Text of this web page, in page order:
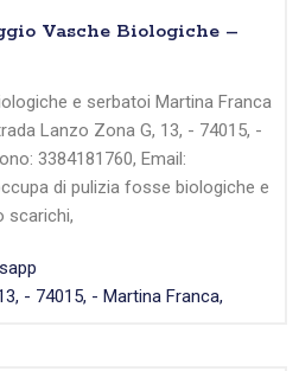
Vasche Biologiche –
e serbatoi Martina Franca
Lanzo Zona G, 13, - 74015, -
3384181760, Email:
di pulizia fosse biologiche e
scarichi,
- 74015, - Martina Franca,